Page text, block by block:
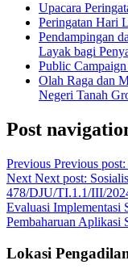
Upacara
Peringatan Hari
Pendampingan
Layak bagi
Public
Olah Raga dan
Negeri Tanah
Post
Previous Previous post:
Next Next post:
478/DJU/TI.1.1/III/
Evaluasi Implementasi
Pembaharuan Aplikasi
Lokasi